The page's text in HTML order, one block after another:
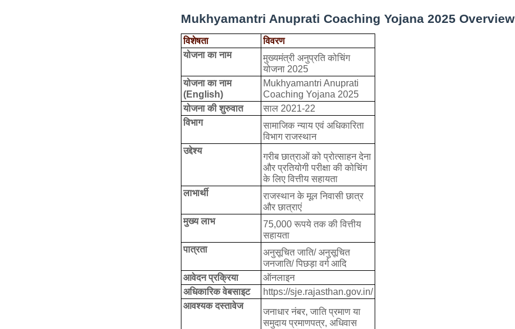
Mukhyamantri Anuprati Coaching Yojana 2025 Overview
विशेषता
विवरण
योजना का नाम
मुख्यमंत्री अनुप्रति कोचिंग
योजना 2025
योजना का नाम
(English)
Mukhyamantri Anuprati
Coaching Yojana 2025
योजना की शुरुवात
साल 2021-22
विभाग
सामाजिक न्याय एवं अधिकारिता
विभाग राजस्थान
उद्देश्य
गरीब छात्राओं को प्रोत्साहन देना
और प्रतियोगी परीक्षा की कोचिंग
के लिए वित्तीय सहायता
लाभार्थी
राजस्थान के मूल निवासी छात्र
और छात्राएं
मुख्य लाभ
75,000 रूपये तक की वित्तीय
सहायता
पात्रता
अनुसूचित जाति/ अनुसूचित
जनजाति/ पिछड़ा वर्ग आदि
आवेदन प्रक्रिया
ऑनलाइन
अधिकारिक वेबसाइट
https://sje.rajasthan.gov.in/
आवश्यक दस्तावेज
जनाधार नंबर, जाति प्रमाण या
समुदाय प्रमाणपत्र, अधिवास